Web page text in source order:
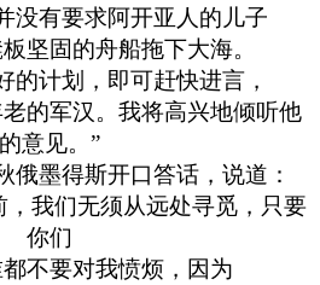
没有要求阿开亚人的儿子
坚固的舟船拖下大海。
的计划，即可赶快进言，
的军汉。我将高兴地倾听他
的意见。”
俄墨得斯开口答话，说道：
，我们无须从远处寻觅，只要
你们
不要对我愤烦，因为